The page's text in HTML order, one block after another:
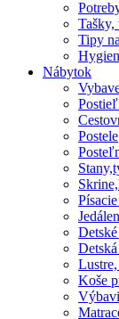
Tašky,
Tipy
Nábytok
Postele
Koše